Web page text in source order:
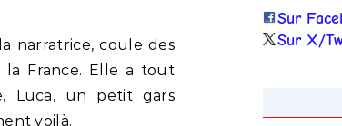
narratrice, coule des
la France. Elle a tout
Luca, un petit gars
voilà.
Sur
Sur X/